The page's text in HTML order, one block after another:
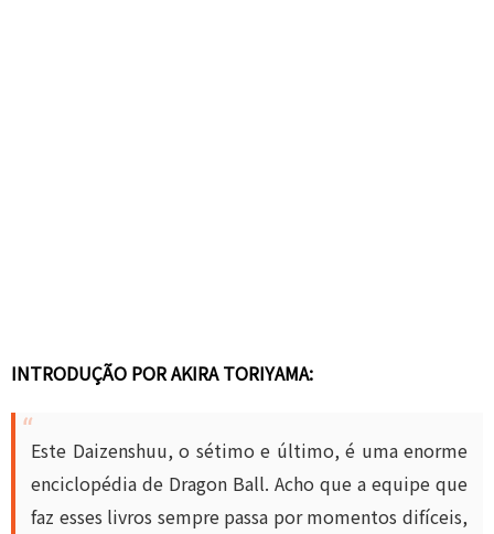
INTRODUÇÃO POR AKIRA TORIYAMA:
Este Daizenshuu, o sétimo e último, é uma enorme
enciclopédia de Dragon Ball. Acho que a equipe que
faz esses livros sempre passa por momentos difíceis,